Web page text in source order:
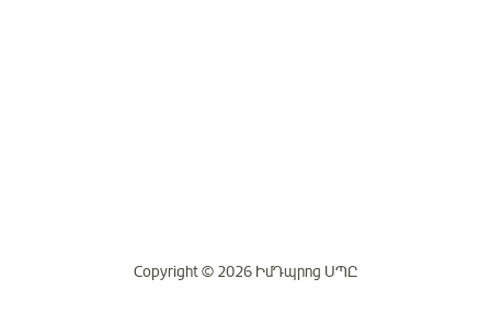
Copyright © 2026 ԻմԴպրոց ՍՊԸ